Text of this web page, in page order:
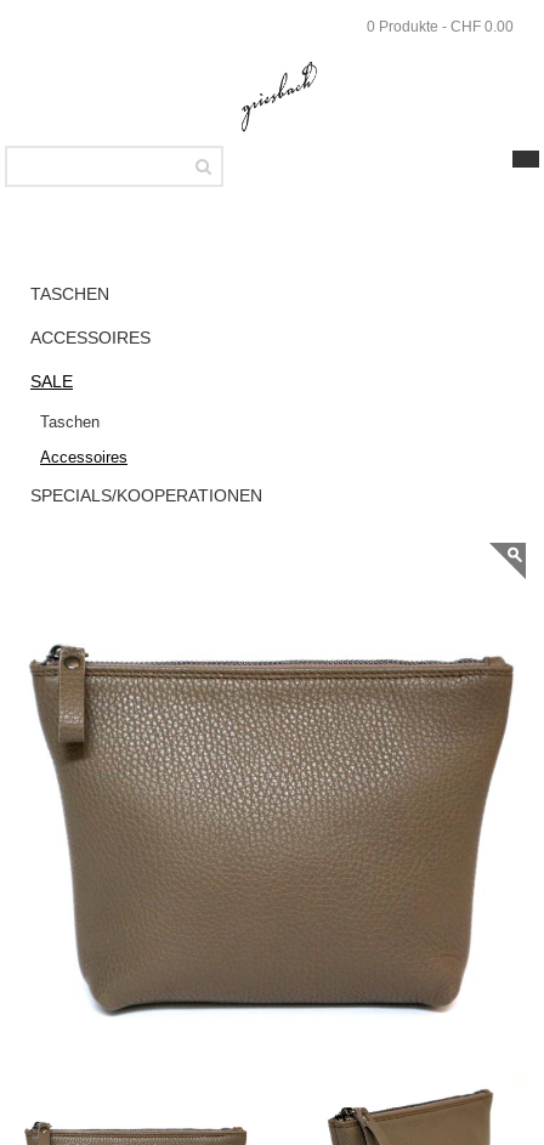
0 Produkte - CHF 0.00
Griesbach –
aus
strukturiertem
Leder Farbe
STRUKTURIERTEM
LEDER FARBE
TERRA
TASCHEN
ACCESSOIRES
SALE
Taschen
Accessoires
SPECIALS/KOOPERATIONEN